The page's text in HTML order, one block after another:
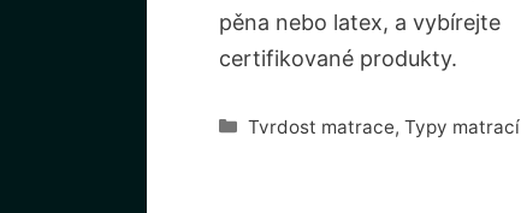
pěna nebo latex, a vybírejte
certifikované produkty.
Rubriky
Tvrdost matrace,Typy matrací